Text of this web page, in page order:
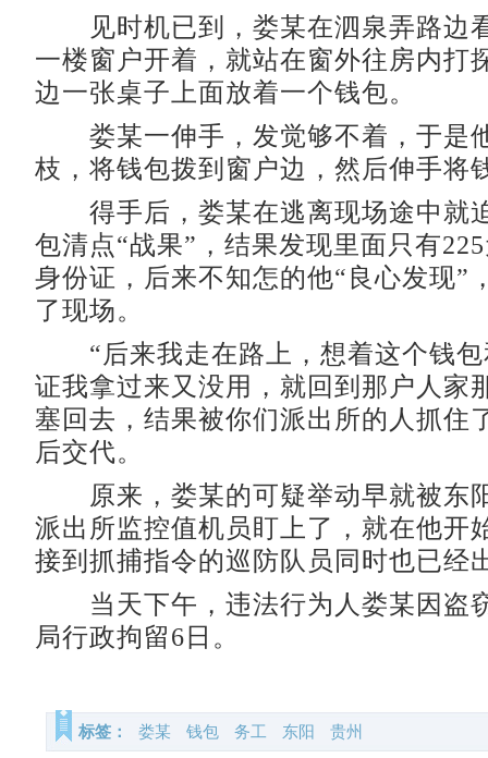
见时机已到，娄某在泗泉弄路边
一楼窗户开着，就站在窗外往房内打
边一张桌子上面放着一个钱包。
娄某一伸手，发觉够不着，于是
枝，将钱包拨到窗户边，然后伸手将
得手后，娄某在逃离现场途中就
包清点“战果”，结果发现里面只有
身份证，后来不知怎的他“良心发现”
了现场。
“后来我走在路上，想着这个钱包
证我拿过来又没用，就回到那户人家
塞回去，结果被你们派出所的人抓住
后交代。
原来，娄某的可疑举动早就被东
派出所监控值机员盯上了，就在他开
接到抓捕指令的巡防队员同时也已经
当天下午，违法行为人娄某因盗
局行政拘留6日。
标签： 娄某 钱包 务工 东阳 贵州